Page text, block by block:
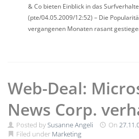
& Co bieten Einblick in das
(pte/04.05.2009/12:52) – Die
vergangenen Monaten rasant
Web-Deal:
News Corp.
Posted bySusanne Angeli On
Filed under Marketing